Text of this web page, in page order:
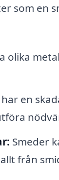
som en
olika
en
Smeder
från